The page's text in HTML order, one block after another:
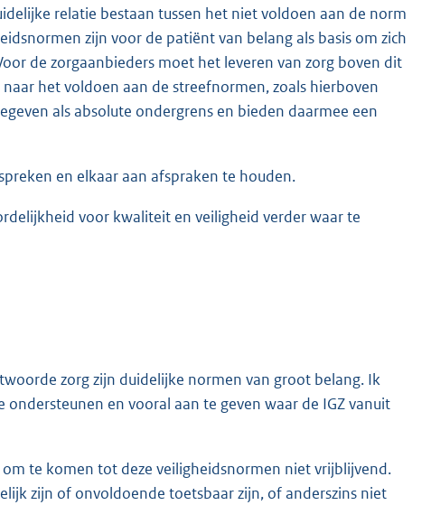
relatie bestaan tussen het niet voldoen aan de norm
zijn voor de patiënt van belang als basis om zich
de zorgaanbieders moet het leveren van zorg boven dit
het voldoen aan de streefnormen, zoals hierboven
als absolute ondergrens en bieden daarmee een
en elkaar aan afspraken te houden.
voor kwaliteit en veiligheid verder waar te
zorg zijn duidelijke normen van groot belang. Ik
en vooral aan te geven waar de IGZ vanuit
te komen tot deze veiligheidsnormen niet vrijblijvend.
zijn of onvoldoende toetsbaar zijn, of anderszins niet